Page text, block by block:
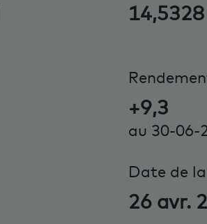
+9,3
au 30-06-
Date de
26 avr.